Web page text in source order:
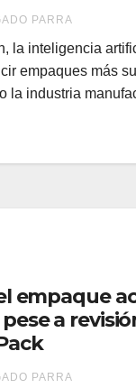
PARRA
la inteligencia
empaques más
la industria
empaque
a
PARRA